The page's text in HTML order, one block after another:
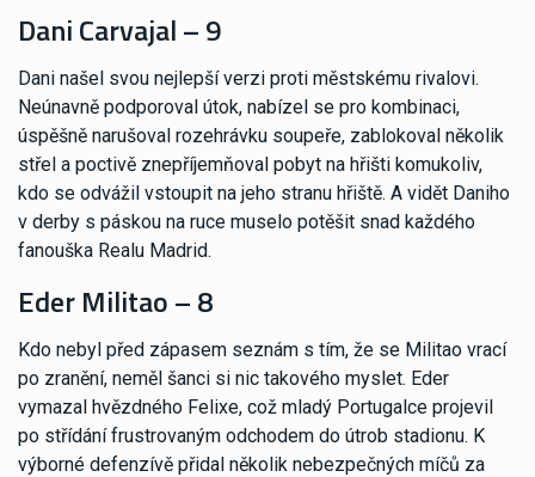
Dani Carvajal – 9
Dani našel svou nejlepší verzi proti městskému rivalovi.
Neúnavně podporoval útok, nabízel se pro kombinaci,
úspěšně narušoval rozehrávku soupeře, zablokoval několik
střel a poctivě znepříjemňoval pobyt na hřišti komukoliv,
kdo se odvážil vstoupit na jeho stranu hřiště. A vidět Daniho
v derby s páskou na ruce muselo potěšit snad každého
fanouška Realu Madrid.
Eder Militao – 8
Kdo nebyl před zápasem seznám s tím, že se Militao vrací
po zranění, neměl šanci si nic takového myslet. Eder
vymazal hvězdného Felixe, což mladý Portugalce projevil
po střídání frustrovaným odchodem do útrob stadionu. K
výborné defenzívě přidal několik nebezpečných míčů za